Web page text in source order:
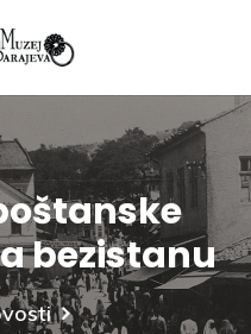
bezistanu